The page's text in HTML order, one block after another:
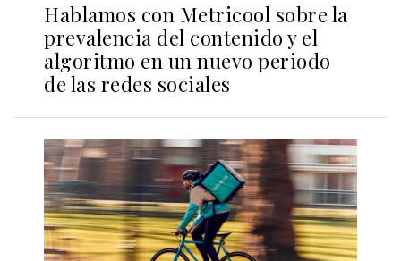
Hablamos con Metricool sobre la
prevalencia del contenido y el
algoritmo en un nuevo periodo
de las redes sociales